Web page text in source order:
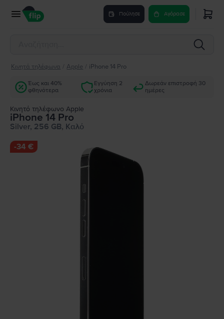
Πούλησε Αγόρασε
Κινητά τηλέφωνα Apple iPhone 14 Pro
Έως και 40%
φθηνότερα
Εγγύηση 2
χρόνια
Δωρεάν επιστροφή 30
ημέρες
Κινητό τηλέφωνο Apple
iPhone 14 Pro
Silver, 256 GB, Καλό
-34 €